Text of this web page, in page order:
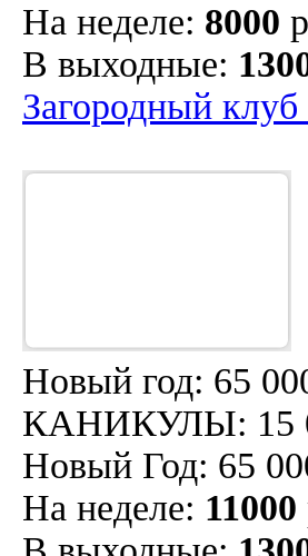
На неделе: 8000
В выходные:
Загородный
Новый год: 65
КАНИКУЛЫ: 15
Новый Год: 65
На неделе: 11000